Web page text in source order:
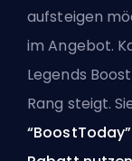
aufsteigen
im Angebot.
Legends Boost
Rang steigt.